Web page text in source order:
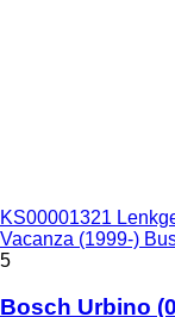
KS00001321
Vacanza (1999-)
5
Bosch Urbino